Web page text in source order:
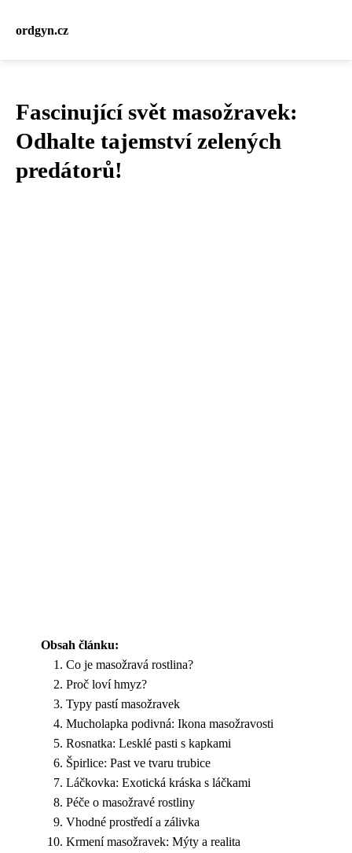
ordgyn.cz
Fascinující svět masožravek:
Odhalte tajemství zelených
predátorů!
Obsah článku:
Co je masožravá rostlina?
Proč loví hmyz?
Typy pastí masožravek
Mucholapka podivná: Ikona masožravosti
Rosnatka: Lesklé pasti s kapkami
Špirlice: Past ve tvaru trubice
Láčkovka: Exotická kráska s láčkami
Péče o masožravé rostliny
Vhodné prostředí a zálivka
Krmení masožravek: Mýty a realita